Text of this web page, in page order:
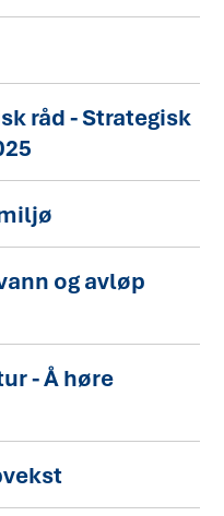
råd - Strategisk
og avløp
- Å høre